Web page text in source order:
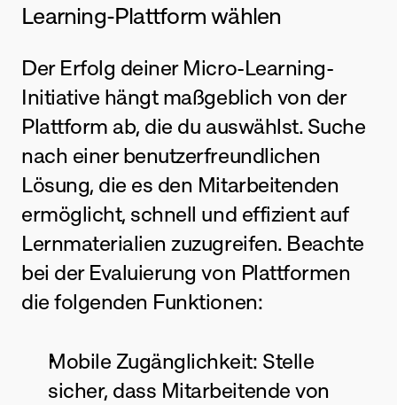
Learning-Plattform wählen
Der Erfolg deiner Micro-Learning-
Initiative hängt maßgeblich von der
Plattform ab, die du auswählst. Suche
nach einer benutzerfreundlichen
Lösung, die es den Mitarbeitenden
ermöglicht, schnell und effizient auf
Lernmaterialien zuzugreifen. Beachte
bei der Evaluierung von Plattformen
die folgenden Funktionen:
Mobile Zugänglichkeit: Stelle
sicher, dass Mitarbeitende von